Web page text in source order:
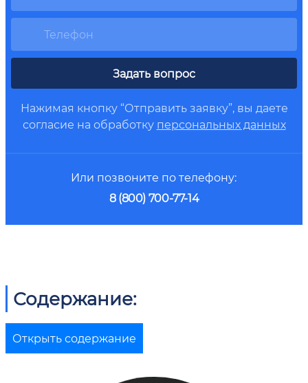
Задать вопрос
Нажимая кнопку “Отправить заявку”, вы даете
согласие на обработку персональных данных
Или позвоните по телефону:
8 (800) 700-77-14
Содержание:
Открыть содержание